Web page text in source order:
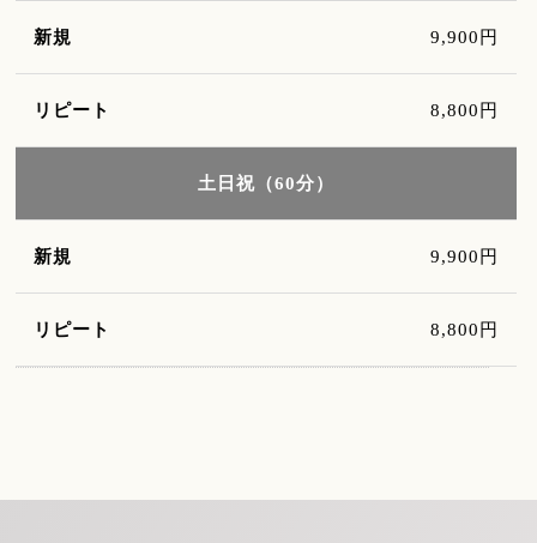
9,900円
8,800円
土日祝（60分）
9,900円
8,800円